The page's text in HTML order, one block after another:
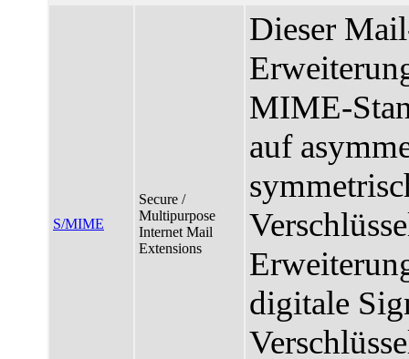
S/MIME
Secure /
Multipurpose
Internet Mail
Extensions
Dieser
MIME-
auf
digitale